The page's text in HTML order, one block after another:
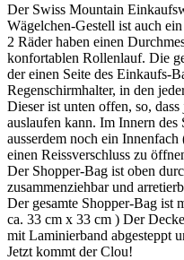
Der Swiss Mountain
Wägelchen-Gestell ist auch
2 Räder haben einen
konfortablen Rollenlauf. Die
der einen Seite des Einkaufs-
Regenschirmhalter, in den
Dieser ist unten offen, so,
auslaufen kann. Im Innern des
ausserdem noch ein
einen Reissverschluss zu
Der Shopper-Bag ist oben
zusammenziehbar und
Der gesamte Shopper-Bag ist
ca. 33 cm x 33 cm ) Der
mit Laminierband abgesteppt
Jetzt kommt der Clou!